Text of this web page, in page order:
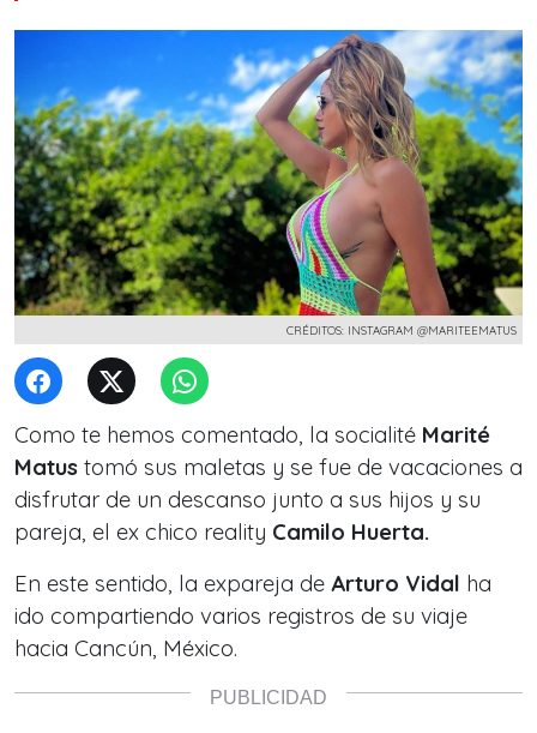
CRÉDITOS: INSTAGRAM @MARITEEMATUS
Como te hemos comentado, la socialité Marité
Matus tomó sus maletas y se fue de vacaciones a
disfrutar de un descanso junto a sus hijos y su
pareja, el ex chico reality Camilo Huerta.
En este sentido, la expareja de Arturo Vidal ha
ido compartiendo varios registros de su viaje
hacia Cancún, México.